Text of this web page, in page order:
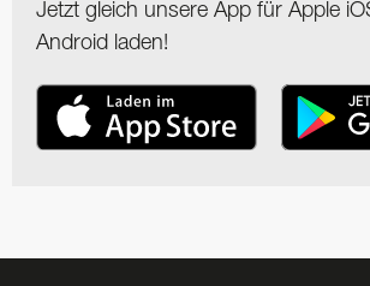
Jetzt gleich unsere App für Apple
Android laden!